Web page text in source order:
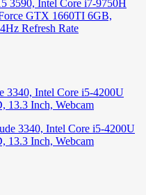
3340, Intel Core i5-4200U
13.3 Inch, Webcam